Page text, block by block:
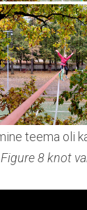
teema oli
8 knot